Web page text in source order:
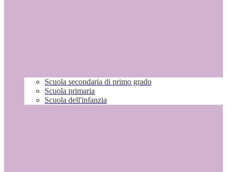
Scuola secondaria di primo grado
Scuola primaria
Scuola dell'infanzia